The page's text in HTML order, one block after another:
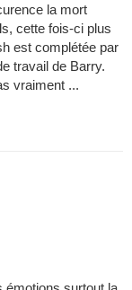
la mort
cette fois-ci plus
est complétée par
travail de Barry.
vraiment ...